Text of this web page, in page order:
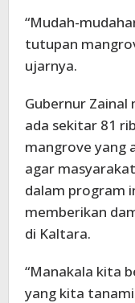
“Mudah-
tutupan
ujarnya.
Gubernur Zainal
ada sekitar 81
mangrove yang
agar
dalam program
memberikan
di Kaltara.
“Manakala kita
yang kita